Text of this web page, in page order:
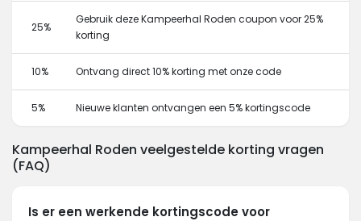
25%
Gebruik deze Kampeerhal Roden coupon voor 25%
korting
10% Ontvang direct 10% korting met onze code
5% Nieuwe klanten ontvangen een 5% kortingscode
Kampeerhal Roden veelgestelde korting vragen
(FAQ)
Is er een werkende kortingscode voor